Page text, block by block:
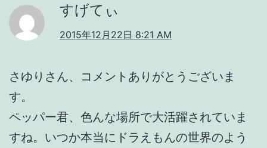
すげてぃ
2015年12月22日 8:21 AM
さゆりさん、コメントありがとうございま
す。
ペッパー君、色んな場所で大活躍されていま
すね。いつか本当にドラえもんの世界のよう